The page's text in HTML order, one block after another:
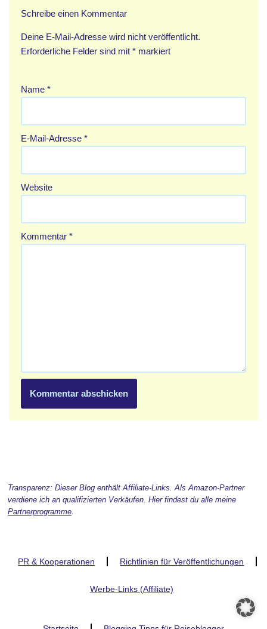
Schreibe einen Kommentar
Deine E-Mail-Adresse wird nicht veröffentlicht.
Erforderliche Felder sind mit * markiert
Name *
E-Mail-Adresse *
Website
Kommentar *
Transparenz: Dieser Blog enthält Affiliate-Links. Als Amazon-Partner
verdiene ich an qualifizierten Verkäufen. Hier findest du alle meine
Partnerprogramme
PR & Kooperationen Richtlinien für Veröffentlichungen
Werbe-Links (Affiliate)